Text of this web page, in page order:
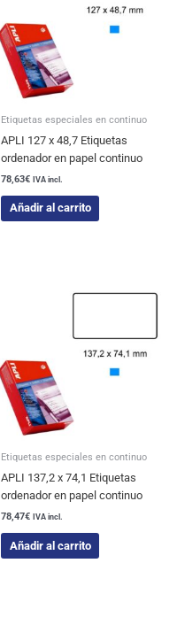
Etiquetas especiales en continuo
APLI 127 x 48,7 Etiquetas
ordenador en papel continuo
78,63€ IVA incl.
Añadir al carrito
Etiquetas especiales en continuo
APLI 137,2 x 74,1 Etiquetas
ordenador en papel continuo
78,47€ IVA incl.
Añadir al carrito